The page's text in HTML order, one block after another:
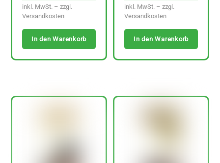
inkl. MwSt. – zzgl.
Versandkosten
In den Warenkorb
inkl. MwSt. – zzgl.
Versandkosten
In den Warenkorb